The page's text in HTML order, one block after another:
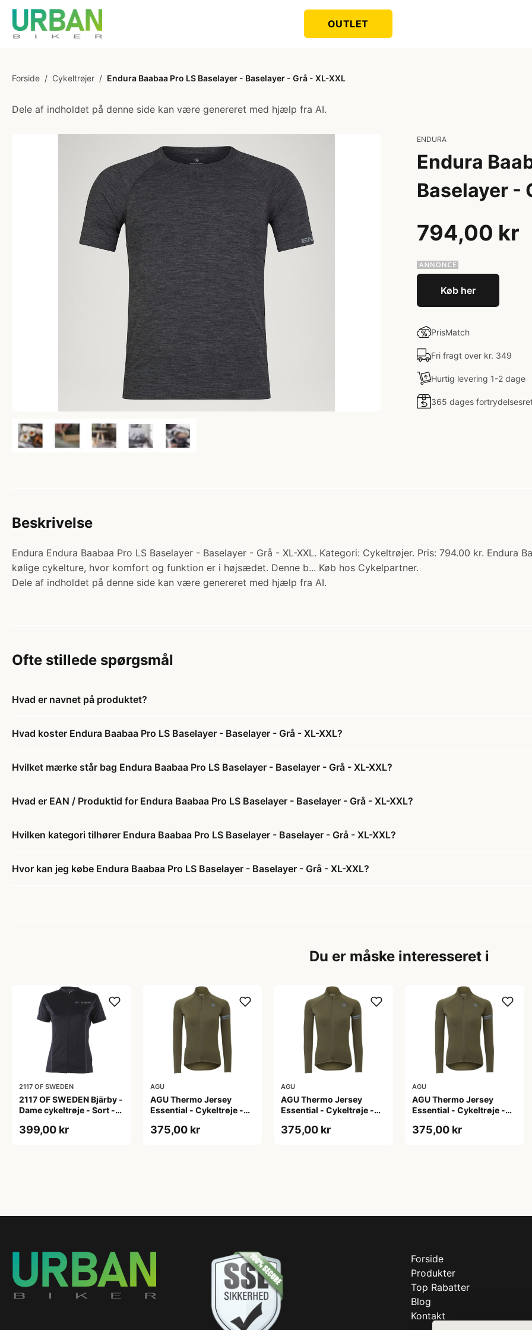
OUTLET
Forside / Cykeltrøjer / Endura Baabaa Pro LS Baselayer - Baselayer - Grå - XL-XXL
Dele af indholdet på denne side kan være genereret med hjælp fra AI.
ENDURA
Endura
Baselayer -
794,00 kr
Køb her
PrisMatch
Fri fragt over kr. 349
Hurtig levering 1-2 dage
365 dages
Beskrivelse
Endura Endura Baabaa Pro LS Baselayer - Baselayer - Grå - XL-XXL. Kategori: Cykeltrøjer. Pris: 794.00 kr. Endura
kølige cykelture, hvor komfort og funktion er i højsædet. Denne b... Køb hos Cykelpartner.
Dele af indholdet på denne side kan være genereret med hjælp fra AI.
Ofte stillede spørgsmål
Hvad er navnet på produktet?
Hvad koster Endura Baabaa Pro LS Baselayer - Baselayer - Grå - XL-XXL?
Hvilket mærke står bag Endura Baabaa Pro LS Baselayer - Baselayer - Grå - XL-XXL?
Hvad er EAN / Produktid for Endura Baabaa Pro LS Baselayer - Baselayer - Grå - XL-XXL?
Hvilken kategori tilhører Endura Baabaa Pro LS Baselayer - Baselayer - Grå - XL-XXL?
Hvor kan jeg købe Endura Baabaa Pro LS Baselayer - Baselayer - Grå - XL-XXL?
Du er måske interesseret i
2117 OF SWEDEN
2117 OF SWEDEN Bjärby -
Dame cykeltrøje - Sort -
399,00 kr
AGU
AGU Thermo Jersey
Essential - Cykeltrøje -
375,00 kr
AGU
AGU Thermo Jersey
Essential - Cykeltrøje -
M
375,00 kr
AGU
AGU Thermo Jersey
Essential - Cykeltrøje -
375,00 kr
Forside
Produkter
Top Rabatter
Blog
Kontakt